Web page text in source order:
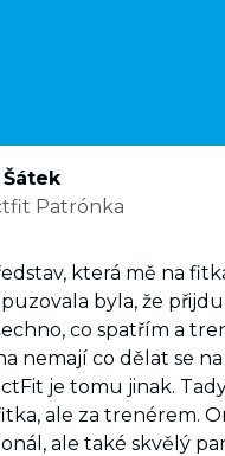
Patrónka
která mě na
byla, že
co spatřím a
nemají co dělat se
je tomu jinak.
ale za trenérem.
ale také skvělý